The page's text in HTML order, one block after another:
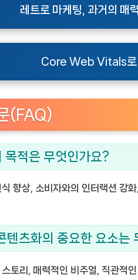
레트로 마케팅, 과거의 매
Core Web Vitals로
(FAQ)
목적은 무엇인가요?
향상, 소비자와의 인터랙션 강
텐츠화의 중요한 요소는
토리, 매력적인 비주얼, 직관적